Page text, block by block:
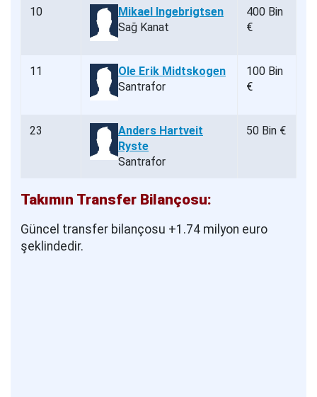
10
Mikael Ingebrigtsen
Sağ Kanat
400 Bin
€
11
Ole Erik Midtskogen
Santrafor
100 Bin
€
23
Anders Hartveit
Ryste
Santrafor
50 Bin €
Takımın Transfer Bilançosu:
Güncel transfer bilançosu +1.74 milyon euro
şeklindedir.